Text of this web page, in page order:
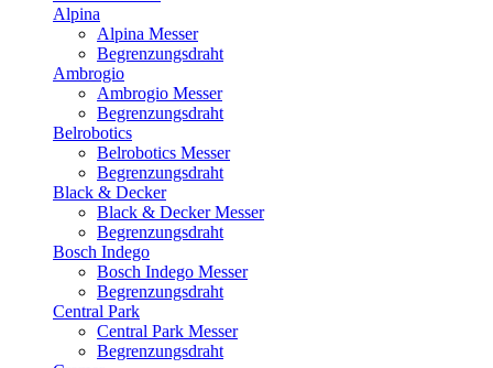
Alpina
Alpina Messer
Begrenzungsdraht
Ambrogio
Ambrogio Messer
Begrenzungsdraht
Belrobotics
Belrobotics Messer
Begrenzungsdraht
Black & Decker
Black & Decker Messer
Begrenzungsdraht
Bosch Indego
Bosch Indego Messer
Begrenzungsdraht
Central Park
Central Park Messer
Begrenzungsdraht